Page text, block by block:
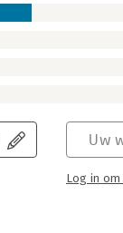
Uw
Log in